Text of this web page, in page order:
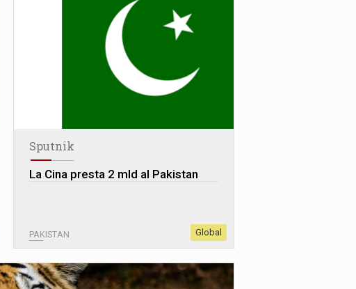
Sputnik
La Cina presta 2 mld al Pakistan
PAKISTAN Global